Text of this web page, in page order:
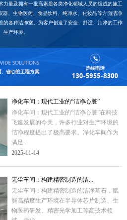
力量及拥有一批高素质各类净化领域人员的组成的施工
器、生物医药、食品饮料、纯净水、化妆品等方面洁净
的各种洁净室。为客户创造了安全、舒适、洁净的工作
生产环境。
净化车间：现代工业的“洁净心脏”
净化车间：现代工业的“洁净心脏”在科技
飞速发展的今天，许多行业对生产环境的
洁净程度提出了极高要求。净化车间作为
满足...
2025-11-14
无尘车间：构建精密制造的洁...
无尘车间：构建精密制造的洁净基石，赋
能高精度生产环境在半导体芯片制造、生
物医药研发、精密光学加工等高技术领